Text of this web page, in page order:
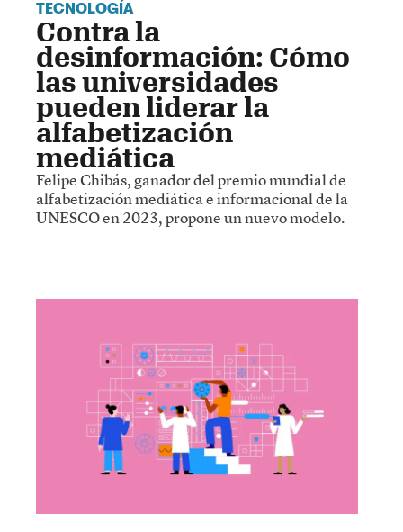
TECNOLOGÍA
Contra la
desinformación: Cómo
las universidades
pueden liderar la
alfabetización
mediática
Felipe Chibás, ganador del premio mundial de
alfabetización mediática e informacional de la
UNESCO en 2023, propone un nuevo modelo.